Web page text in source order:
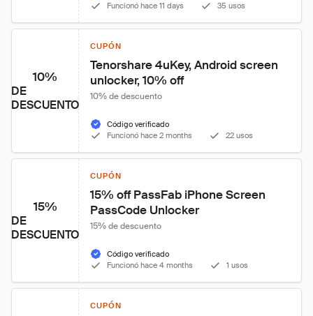
Funcionó hace 11 days
35 usos
10%
DE
DESCUENTO
CUPÓN
Tenorshare 4uKey, Android screen
unlocker, 10% off
10% de descuento
Código verificado
Funcionó hace 2 months
22 usos
15%
DE
DESCUENTO
CUPÓN
15% off PassFab iPhone Screen
PassCode Unlocker
15% de descuento
Código verificado
Funcionó hace 4 months
1 usos
CUPÓN